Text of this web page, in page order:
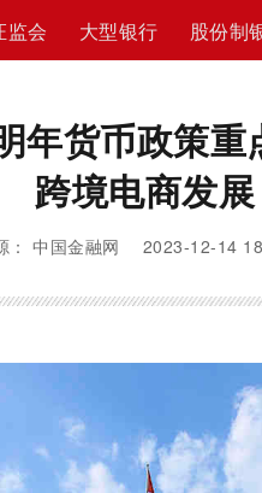
监会 大型银行 股份制
年货币政策重
跨境电商发展
： 中国金融网 2023-12-14